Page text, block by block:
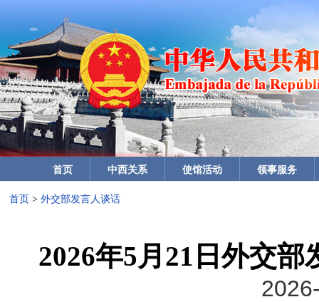
首页 中西关系 使馆活动 领事服务
首页 > 外交部发言人谈话
2026年5月21日外交